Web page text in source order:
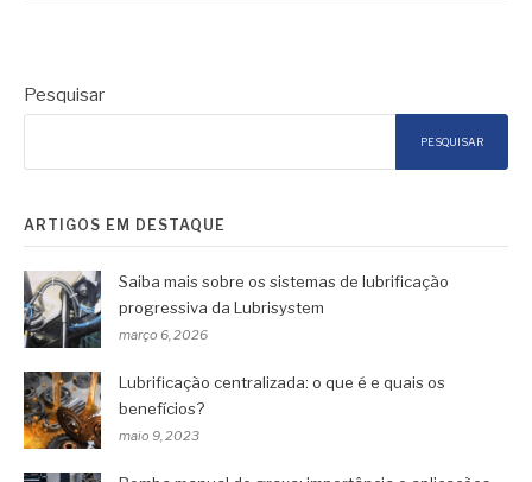
Pesquisar
PESQUISAR
ARTIGOS EM DESTAQUE
Saiba mais sobre os sistemas de lubrificação
progressiva da Lubrisystem
março 6, 2026
Lubrificação centralizada: o que é e quais os
benefícios?
maio 9, 2023